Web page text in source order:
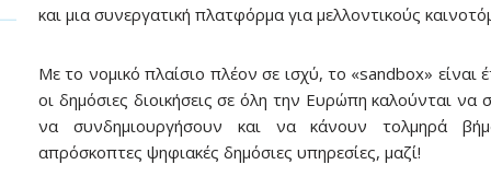
και μια συνεργατική πλατφόρμα για μελλοντικούς
Με το νομικό πλαίσιο πλέον σε ισχύ, το «sandbox» είναι
οι δημόσιες διοικήσεις σε όλη την Ευρώπη καλούνται να
να συνδημιουργήσουν και να κάνουν τολμηρά
απρόσκοπτες ψηφιακές δημόσιες υπηρεσίες, μαζί!